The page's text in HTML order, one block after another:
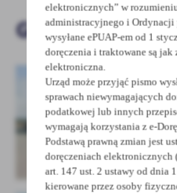
Galeria zdjęć
elektronicznych” w
administracyjnego i Ordynacji
wysyłane ePUAP-em od 1
doręczenia i traktowane są jak
elektroniczna.
Urząd może przyjąć pismo
sprawach niewymagających
podatkowej lub innych
wymagają korzystania z e-
Podstawą prawną zmian jest
doręczeniach elektronicznych
art. 147 ust. 2 ustawy od dnia
kierowane przez osoby